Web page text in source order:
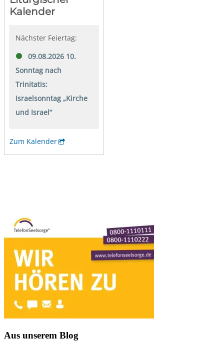
Aus unserem Blog